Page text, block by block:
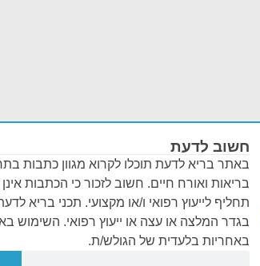
חשוב לדעת
באתר בריא לדעת תוכלו לקרוא מגוון כתבות
בריאות ואורח חיים. חשוב לזכור כי הכתבות
תחליף לייעוץ רפואי ו/או מקצועי. תכני בריא
בגדר המלצה או עצה או ייעוץ רפואי. השימוש
באחריות בלעדית של הגולש/ת.